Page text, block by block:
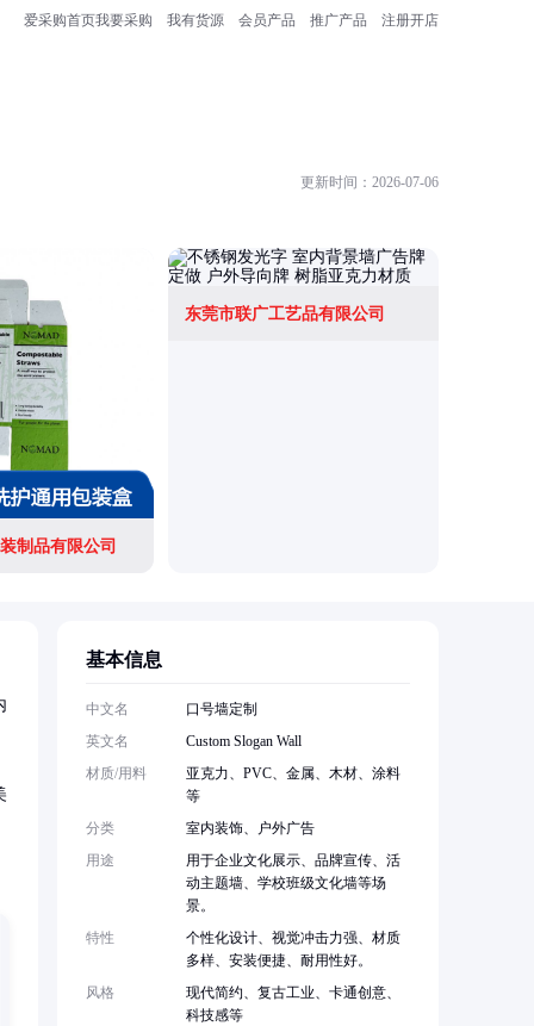
爱采购首页我要采购 我有货源 会员产品 推广产品 注册开店
更新时间：2026-07-06
制品有限公司
东莞市联广工艺品有限公司
基本信息
中文名
口号墙定制
英文名
Custom Slogan Wall
材质/用料
亚克力、PVC、金属、木材、涂料
等
分类
室内装饰、户外广告
用途
用于企业文化展示、品牌宣传、活
动主题墙、学校班级文化墙等场
景。
特性
个性化设计、视觉冲击力强、材质
多样、安装便捷、耐用性好。
风格
现代简约、复古工业、卡通创意、
科技感等